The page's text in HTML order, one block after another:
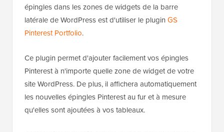
épingles dans les zones de widgets de la barre
latérale de WordPress est d'utiliser le plugin GS
Pinterest Portfolio.
Ce plugin permet d'ajouter facilement vos épingles
Pinterest à n'importe quelle zone de widget de votre
site WordPress. De plus, il affichera automatiquement
les nouvelles épingles Pinterest au fur et à mesure
qu'elles sont ajoutées à vos tableaux.